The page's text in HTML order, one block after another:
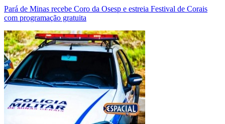
Pará de Minas recebe Coro da Osesp e estreia Festival de Corais
com programação gratuita